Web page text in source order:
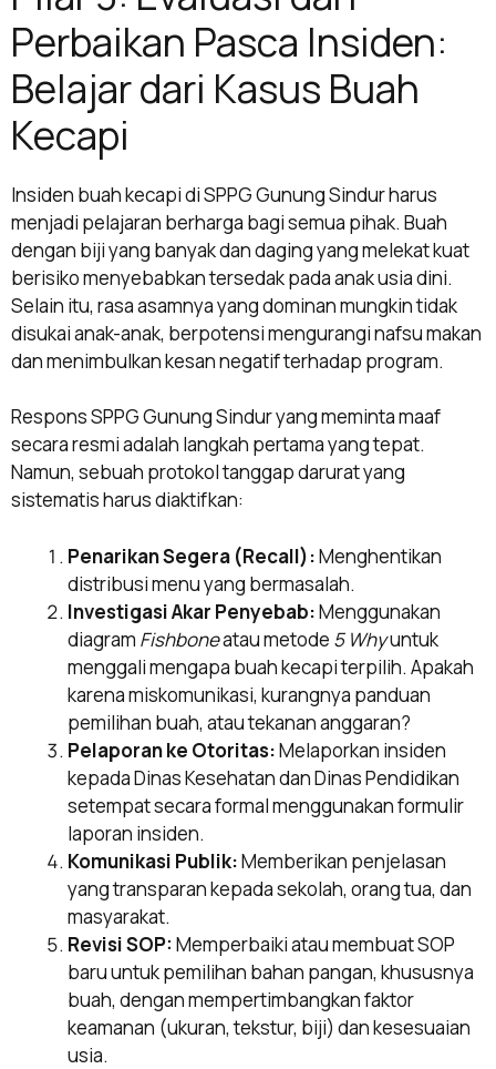
Perbaikan Pasca Insiden:
Belajar dari Kasus Buah
Kecapi
Insiden buah kecapi di SPPG Gunung Sindur harus
menjadi pelajaran berharga bagi semua pihak. Buah
dengan biji yang banyak dan daging yang melekat kuat
berisiko menyebabkan tersedak pada anak usia dini.
Selain itu, rasa asamnya yang dominan mungkin tidak
disukai anak-anak, berpotensi mengurangi nafsu makan
dan menimbulkan kesan negatif terhadap program.
Respons SPPG Gunung Sindur yang meminta maaf
secara resmi adalah langkah pertama yang tepat.
Namun, sebuah protokol tanggap darurat yang
sistematis harus diaktifkan:
Penarikan Segera (Recall):Menghentikan
distribusi menu yang bermasalah.
Investigasi Akar Penyebab:Menggunakan
diagram Fishboneatau metode 5 Whyuntuk
menggali mengapa buah kecapi terpilih. Apakah
karena miskomunikasi, kurangnya panduan
pemilihan buah, atau tekanan anggaran?
Pelaporan ke Otoritas:Melaporkan insiden
kepada Dinas Kesehatan dan Dinas Pendidikan
setempat secara formal menggunakan formulir
laporan insiden.
Komunikasi Publik:Memberikan penjelasan
yang transparan kepada sekolah, orang tua, dan
masyarakat.
Revisi SOP: Memperbaiki atau membuat SOP
baru untuk pemilihan bahan pangan, khususnya
buah, dengan mempertimbangkan faktor
keamanan (ukuran, tekstur, biji) dan kesesuaian
usia.